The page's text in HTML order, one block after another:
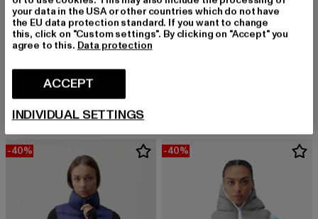
BORN
EUR 50,99
Derzeitiger Preis: EUR 50,99
-40% -40%
your data in the USA or other countries which do not have
the EU data protection standard. If you want to change
this, click on "Custom settings". By clicking on "Accept" you
agree to this. Data protection
ACCEPT
INDIVIDUAL SETTINGS